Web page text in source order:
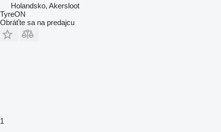
Holandsko, Akersloot
TyreON
Obráťte sa na predajcu
1